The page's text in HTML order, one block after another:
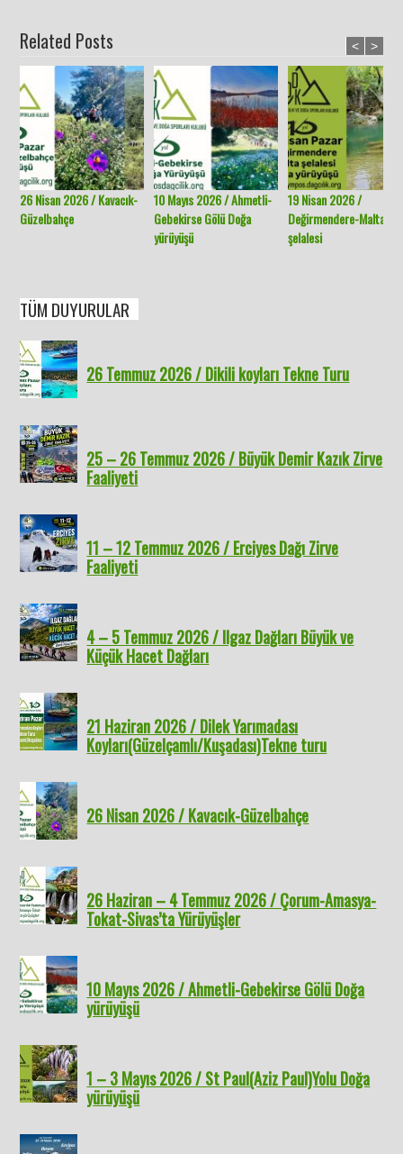
Related Posts
26 Nisan 2026 / Kavacık-
Güzelbahçe
10 Mayıs 2026 / Ahmetli-
Gebekirse Gölü Doğa
yürüyüşü
19 Nisan 2026 /
Değirmendere-Malta
şelalesi
< >
TÜM DUYURULAR
26 Temmuz 2026 / Dikili koyları Tekne Turu
25 – 26 Temmuz 2026 / Büyük Demir Kazık Zirve
Faaliyeti
11 – 12 Temmuz 2026 / Erciyes Dağı Zirve
Faaliyeti
4 – 5 Temmuz 2026 / Ilgaz Dağları Büyük ve
Küçük Hacet Dağları
21 Haziran 2026 / Dilek Yarımadası
Koyları(Güzelçamlı/Kuşadası)Tekne turu
26 Nisan 2026 / Kavacık-Güzelbahçe
26 Haziran – 4 Temmuz 2026 / Çorum-Amasya-
Tokat-Sivas’ta Yürüyüşler
10 Mayıs 2026 / Ahmetli-Gebekirse Gölü Doğa
yürüyüşü
1 – 3 Mayıs 2026 / St Paul(Aziz Paul)Yolu Doğa
yürüyüşü